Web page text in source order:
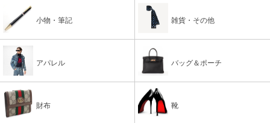
小物・筆記 雑貨・その他
アパレル バッグ＆ポーチ
財布 靴